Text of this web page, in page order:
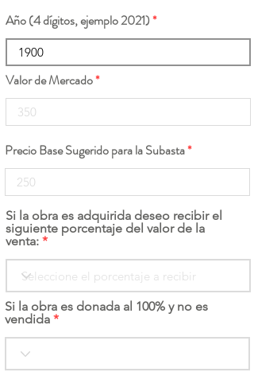
Año (4 dígitos, ejemplo 2021)
Valor de Mercado
Precio Base Sugerido para la Subasta
Si la obra es adquirida deseo recibir el
siguiente porcentaje del valor de la
venta:
Si la obra es donada al 100% y no es
vendida